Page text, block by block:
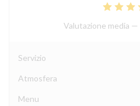
Valutazione media —
Servizio
Atmosfera
Menu